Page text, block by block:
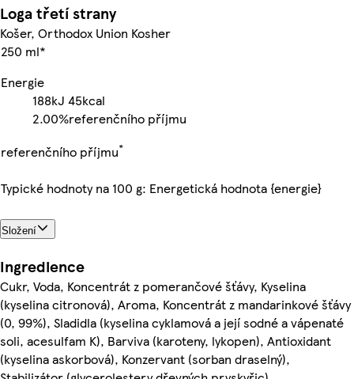
Loga třetí strany
Košer, Orthodox Union Kosher
250 ml*
Energie
188kJ 45kcal
2.00%referenčního příjmu
referenčního příjmu*
Typické hodnoty na 100 g: Energetická hodnota {energie}
Složení
Ingredience
Cukr, Voda, Koncentrát z pomerančové šťávy, Kyselina
(kyselina citronová), Aroma, Koncentrát z mandarinkové šťávy
(0, 99%), Sladidla (kyselina cyklamová a její sodné a vápenaté
soli, acesulfam K), Barviva (karoteny, lykopen), Antioxidant
(kyselina askorbová), Konzervant (sorban draselný),